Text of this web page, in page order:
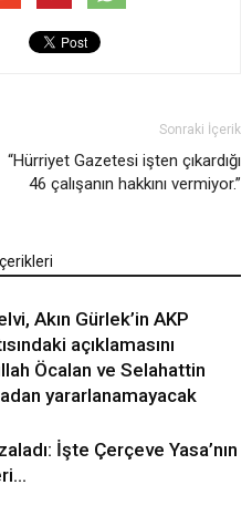
Sonraki İçerik
“Hürriyet Gazetesi işten çıkardığı
46 çalışanın hakkını vermiyor.”
Akın Gürlek’in AKP
açıklamasını
Öcalan ve Selahattin
yararlanamayacak
İşte Çerçeve Yasa’nın